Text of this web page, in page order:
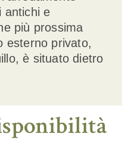
antichi e
più prossima
esterno privato,
è situato dietro
sponibilità